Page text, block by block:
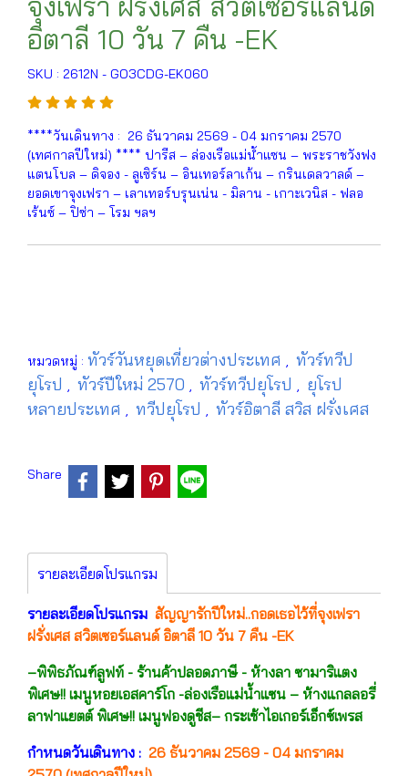
อิตาลี 10 วัน 7 คืน -EK
SKU : 2612N - GO3CDG-EK060
****วันเดินทาง : 26 ธันวาคม 2569 - 04 มกราคม 2570
(เทศกาลปีใหม่) **** ปารีส – ล่องเรือแม่น้ำแซน – พระราชวังฟง
แตนโบล – ดิจอง - ลูเซิร์น – อินเทอร์ลาเก้น – กรินเดลวาลด์ –
ยอดเขาจุงเฟรา – เลาเทอร์บรุนเน่น - มิลาน - เกาะเวนิส - ฟลอ
เร้นซ์ – ปิซ่า – โรม ฯลฯ
หมวดหมู่ : ทัวร์วันหยุดเที่ยวต่างประเทศ , ทัวร์ทวีป
ยุโรป , ทัวร์ปีใหม่ 2570 , ทัวร์ทวีปยุโรป , ยุโรป
หลายประเทศ , ทวีปยุโรป , ทัวร์อิตาลี สวิส ฝรั่งเศส
Share
รายละเอียดโปรแกรม
รายละเอียดโปรแกรม สัญญารักปีใหม่..กอดเธอไว้ที่จุงเฟรา
ฝรั่งเศส สวิตเซอร์แลนด์ อิตาลี 10 วัน 7 คืน -EK
–พิพิธภัณฑ์ลูฟท์ - ร้านค้าปลอดภาษี - ห้างลา ซามาริแตง
พิเศษ!! เมนูหอยเอสคาร์โก -ล่องเรือแม่น้ำแซน – ห้างแกลลอรี่
ลาฟาแยตต์ พิเศษ!! เมนูฟองดูชีส– กระเช้าไอเกอร์เอ็กซ์เพรส
กำหนดวันเดินทาง : 26 ธันวาคม 2569 - 04 มกราคม